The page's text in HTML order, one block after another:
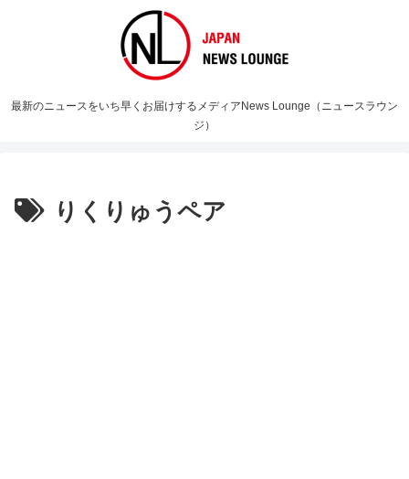
最新のニュースをいち早くお届けするメディアNews Lounge（ニュースラウン
ジ）
りくりゅうペア